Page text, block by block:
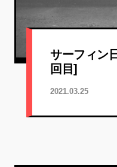
サーフィン
回目]
2021.03.25